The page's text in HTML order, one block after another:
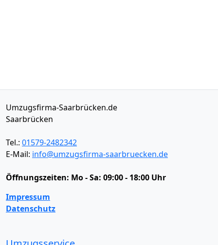
Umzugsfirma-Saarbrücken.de
Saarbrücken
Tel.: 01579-2482342
E-Mail: info@umzugsfirma-saarbruecken.de
Öffnungszeiten: Mo - Sa: 09:00 - 18:00 Uhr
Impressum
Datenschutz